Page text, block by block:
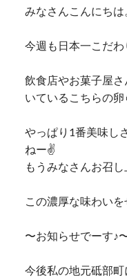
みなさんこんにちは
今週も日本一こだ
飲食店やお菓子屋
いているこちらの卵
やっぱり1番美味し
ねー✌️
もうみなさんお召
この濃厚な味わい
〜お知らせでーす♪
今後私の地元砥部